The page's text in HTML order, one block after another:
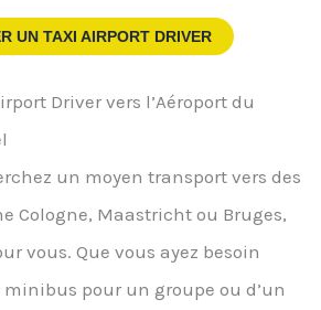
UN TAXI AIRPORT DRIVER
Driver vers l’Aéroport du
un moyen transport vers des
Cologne, Maastricht ou Bruges,
vous. Que vous ayez besoin
minibus pour un groupe ou d’un